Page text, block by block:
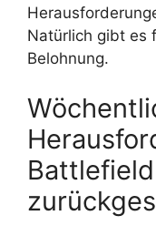
Natürlich gibt es
Belohnung.